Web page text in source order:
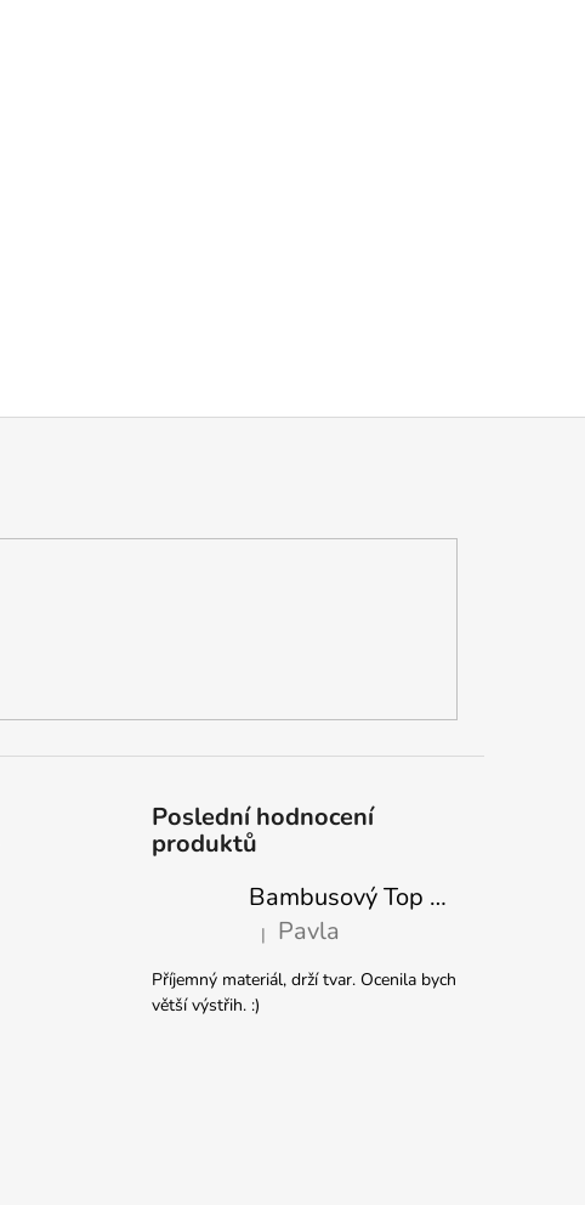
Poslední hodnocení
produktů
Bambusový Top Netopýr Červený 3/4 Rukáv Volný Střih Dámský
Hodnocení produktu je 5 z 5 hvězdiček.
| Pavla
Příjemný materiál, drží tvar. Ocenila bych
větší výstřih. :)